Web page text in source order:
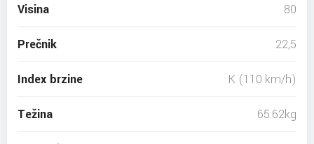
Visina 80
Prečnik 22,5
Index brzine K (110 km/h)
Težina 65.62kg